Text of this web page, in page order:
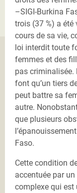
–SIGI-Burkina
trois (37 %) a
cours de sa vie,
loi interdit toute
femmes et des
pas criminalisée.
font qu’un tiers
peut battre sa
autre.
que plusieurs
Faso.
Cette condition
accentuée par
complexe qui